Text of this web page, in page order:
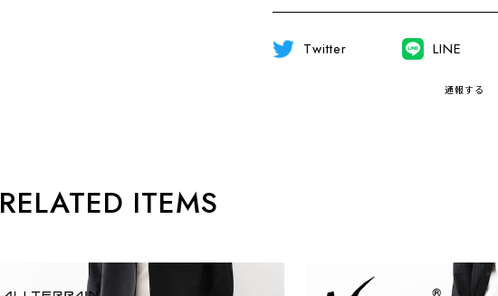
Twitter LINE
通報する
RELATED ITEMS